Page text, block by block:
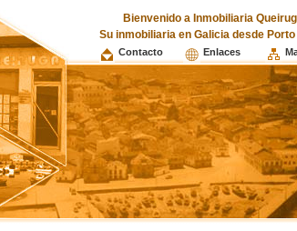
Bienvenido a Inmobiliaria
Su inmobiliaria en Galicia desde Porto
Contacto Enlaces